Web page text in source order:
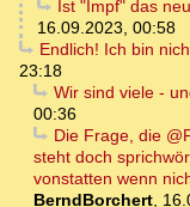
Ist "Impf" das
16.09.2023, 00:58
Endlich! Ich bin
23:18
Wir sind viele -
00:36
Die Frage, die
steht doch
vonstatten wenn
BerndBorchert